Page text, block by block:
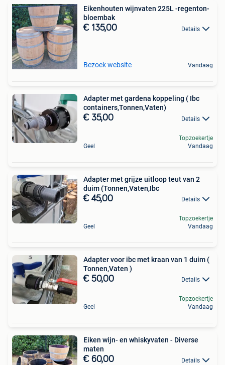
Eikenhouten wijnvaten 225L -regenton-
bloembak
€ 135,00 Details
Bezoek website Vandaag
Adapter met gardena koppeling ( Ibc
containers,Tonnen,Vaten)
€ 35,00 Details
Geel
Topzoekertje
Vandaag
Adapter met grijze uitloop teut van 2
duim (Tonnen,Vaten,Ibc
€ 45,00 Details
Geel
Topzoekertje
Vandaag
Adapter voor ibc met kraan van 1 duim (
Tonnen,Vaten )
€ 50,00 Details
Geel
Topzoekertje
Vandaag
Eiken wijn- en whiskyvaten - Diverse
maten
€ 60,00 Details